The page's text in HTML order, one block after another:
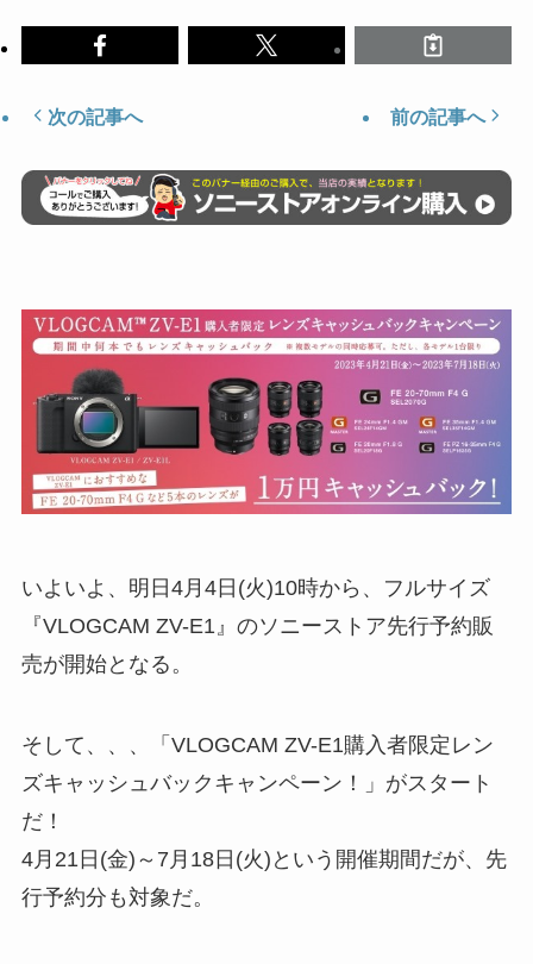
次の記事へ 前の記事へ
いよいよ、明日4月4日(火)10時から、フルサイズ
『VLOGCAM ZV-E1』のソニーストア先行予約販
売が開始となる。
そして、、、「VLOGCAM ZV-E1購入者限定レン
ズキャッシュバックキャンペーン！」がスタート
だ！
4月21日(金)～7月18日(火)という開催期間だが、先
行予約分も対象だ。